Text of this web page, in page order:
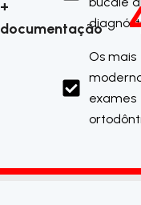
+
documentação
Os mais
exames